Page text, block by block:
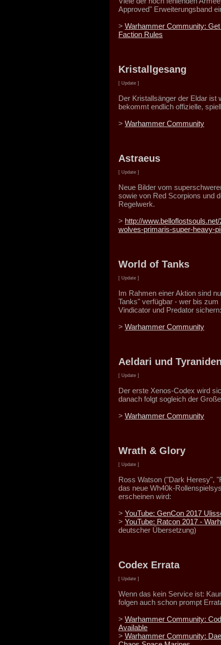
Approved" Erweiterungsband
> Warhammer Community:
Faction Rules
Kristallgesang
[ Update ]
Der Kristallsänger der Eldar ist
bekommt endlich offizielle,
> Warhammer Community
Astraeus
[ Update ]
Neue Bilder vom
sowie von Red Scorpions und
Regelwerk.
> http://
wolves-primaris-super-heavy-
World of Tanks
[ Update ]
Im Rahmen einer Aktion sind
Tanks" verfügbar - wer bis
Vindicator und Predator sichern:
> Warhammer Community
Aeldari und
[ Update ]
Der erste Xenos-Codex wird
danach folgt sogleich der
> Warhammer Community
Wrath & Glory
[ Update ]
Ross Watson ("Dark Heresy",
das neue Wh40k-
erscheinen wird:
> YouTube: GenCon 2017
> YouTube: Ratcon 2017 -
deutscher Übersetzung)
Codex Errata
[ Update ]
Wenn das kein Service ist:
folgen auch schon prompt
> Warhammer Community:
Available
> Warhammer Community: